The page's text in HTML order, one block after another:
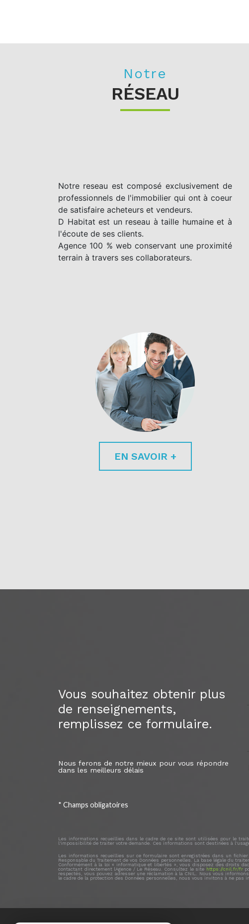
Notre
RÉSEAU
Notre reseau est composé exclusivement de
professionnels de l'immobilier qui ont à coeur
de satisfaire acheteurs et vendeurs.
D Habitat est un reseau à taille humaine et à
l'écoute de ses clients.
Agence 100 % web conservant une proximité
terrain à travers ses collaborateurs.
EN SAVOIR +
Vous souhaitez obtenir plus
de renseignements,
remplissez ce formulaire.
Nous ferons de notre mieux pour vous répondre
dans les meilleurs délais
* Champs obligatoires
Les informations recueillies dans le cadre de ce site sont utilisées pour le
l'impossibilité de traiter votre demande. Ces informations sont destinées à
Les informations recueillies sur ce formulaire sont enregistrées dans un
Responsable du Traitement de vos Données personnelles. La base légale du
Conformément à la loi « informatique et libertés », vous disposez des droits
contactant directement lAgence / Le Réseau. Consultez le site https://cnil.fr/fr
respectés, vous pouvez adresser une réclamation à la CNIL. Nous vous
le cadre de la protection des Données personnelles, nous vous invitons à ne pas